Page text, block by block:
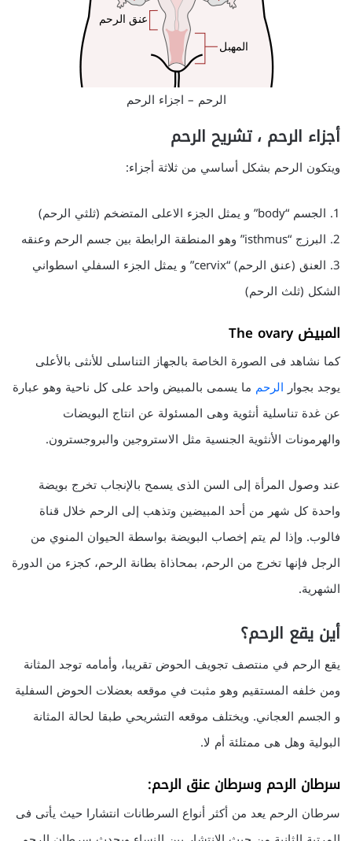
الرحم – اجزاء الرحم
أجزاء الرحم ، تشريح الرحم
ويتكون الرحم بشكل أساسي من ثلاثة أجزاء:
1. الجسم “body” و يمثل الجزء الاعلى المتضخم (ثلثي الرحم)
2. البرزج “isthmus” وهو المنطقة الرابطة بين جسم الرحم وعنقه
3. العنق (عنق الرحم) “cervix” و يمثل الجزء السفلي اسطواني
الشكل (ثلث الرحم)
المبيض The ovary
كما نشاهد فى الصورة الخاصة بالجهاز التناسلى للأنثى بالأعلى
يوجد بجوارالرحم ما يسمى بالمبيض واحد على كل ناحية وهو عبارة
عن غدة تناسلية أنثوية وهى المسئولة عن انتاج البويضات
والهرمونات الأنثوية الجنسية مثل الاستروجين والبروجسترون.
عند وصول المرأة إلى السن الذى يسمح بالإنجاب تخرج بويضة
واحدة كل شهر من أحد المبيضين وتذهب إلى الرحم خلال قناة
فالوب. وإذا لم يتم إخصاب البويضة بواسطة الحيوان المنوي من
الرجل فإنها تخرج من الرحم، بمحاذاة بطانة الرحم، كجزء من الدورة
الشهرية.
أين يقع الرحم؟
يقع الرحم في منتصف تجويف الحوض تقريبا، وأمامه توجد المثانة
ومن خلفه المستقيم وهو مثبت في موقعه بعضلات الحوض السفلية
و الجسم العجاني. ويختلف موقعه التشريحي طبقا لحالة المثانة
البولية وهل هى ممتلئة أم لا.
سرطان الرحم وسرطان عنق الرحم:
سرطان الرحم يعد من أكثر أنواع السرطانات انتشارا حيث يأتى فى